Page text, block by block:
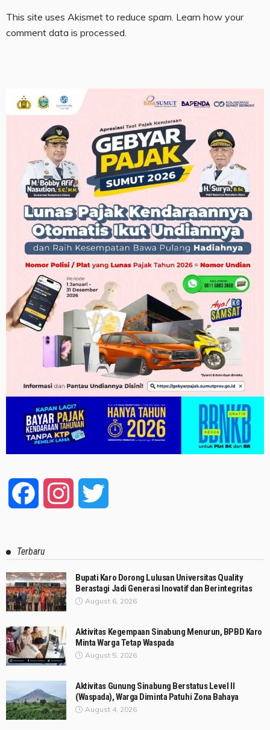
This site uses Akismet to reduce spam. Learn how your
comment data is processed.
Facebook Instagram
Terbaru
Bupati Karo Dorong Lulusan Universitas Quality
Berastagi Jadi Generasi Inovatif dan Berintegritas
August 6, 2026
Aktivitas Kegempaan Sinabung Menurun, BPBD Karo
Minta Warga Tetap Waspada
August 5, 2026
Aktivitas Gunung Sinabung Berstatus Level II
(Waspada), Warga Diminta Patuhi Zona Bahaya
August 4, 2026